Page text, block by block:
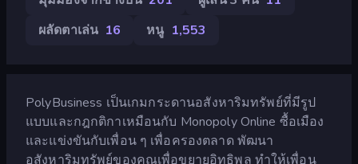
ผลัดตาเล่น 16 หนู 1,553
PolyBusiness เป็นเกมกระดานอสังหาริมทรัพย์ที่มีรูป
แบบและกฎกติกาเหมือนกับ Monopoly Online ซื้อเมือง
และแข่งขันกับเพื่อน ๆ เพื่อครองตลาด พัฒนา
อสังหาริมทรัพย์ของคุณเพื่อขยายอิทธิพล ทำให้เพื่อน